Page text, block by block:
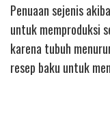
Penuaan sejenis
untuk memproduksi
karena tubuh
resep baku untuk